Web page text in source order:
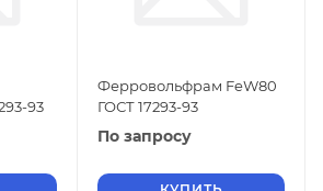
93
Ферровольфрам FeW80
ГОСТ 17293-93
По запросу